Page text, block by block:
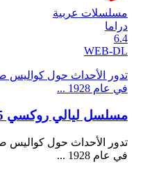
مسلسلات عربية
دراما
6.4
WEB-DL
تدور الأحداث حول كواليس
في عام 1928 ...
مسلسل ليالي روكسي 2025 HD
تدور الأحداث حول كواليس
في عام 1928 ...